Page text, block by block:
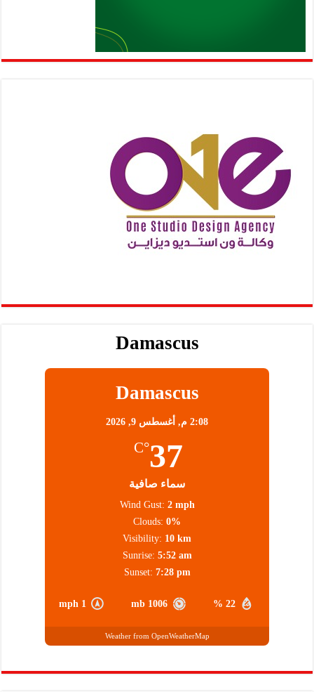
Damascus
Damascus
2:08 م, أغسطس 9, 2026
37
°C
سماء صافية
22 %
1006 mb
1 mph
Wind Gust: 2 mph
Clouds: 0%
Visibility: 10 km
Sunrise: 5:52 am
Sunset: 7:28 pm
Weather from OpenWeatherMap